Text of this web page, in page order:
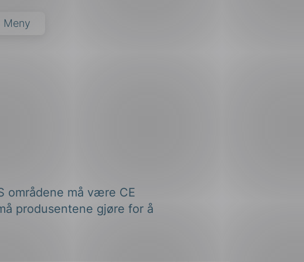
Meny
områdene må være CE
produsentene gjøre for å